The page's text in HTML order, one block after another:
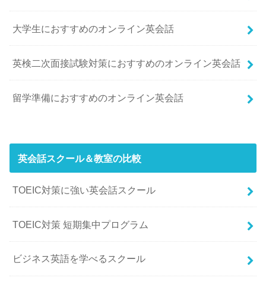
大学生におすすめのオンライン英会話
英検二次面接試験対策におすすめのオンライン英会話
留学準備におすすめのオンライン英会話
英会話スクール＆教室の比較
TOEIC対策に強い英会話スクール
TOEIC対策 短期集中プログラム
ビジネス英語を学べるスクール